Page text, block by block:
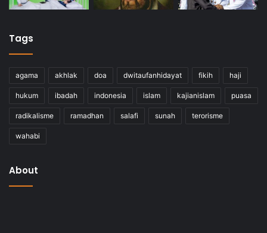
Tags
agama akhlak doa dwitaufanhidayat fikih haji
hukum ibadah indonesia islam kajianislam puasa
radikalisme ramadhan salafi sunah terorisme
wahabi
About